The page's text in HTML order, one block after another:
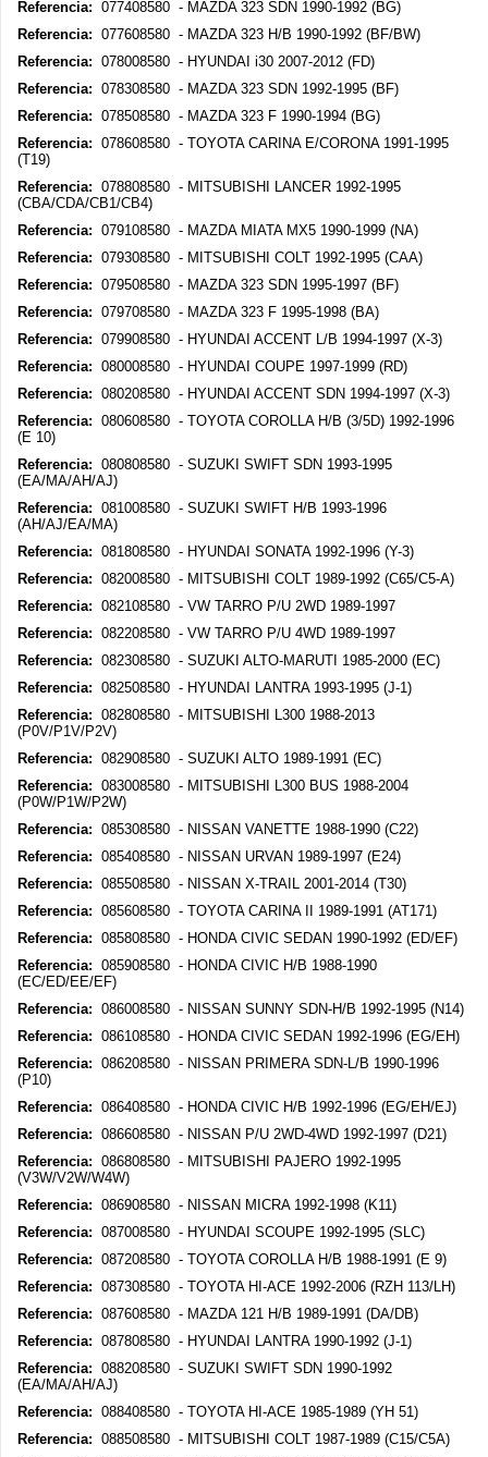
Referencia: 077408580 - MAZDA 323 SDN 1990-1992 (BG)
Referencia: 077608580 - MAZDA 323 H/B 1990-1992 (BF/BW)
Referencia: 078008580 - HYUNDAI i30 2007-2012 (FD)
Referencia: 078308580 - MAZDA 323 SDN 1992-1995 (BF)
Referencia: 078508580 - MAZDA 323 F 1990-1994 (BG)
Referencia: 078608580 - TOYOTA CARINA E/CORONA 1991-1995
(T19)
Referencia: 078808580 - MITSUBISHI LANCER 1992-1995
(CBA/CDA/CB1/CB4)
Referencia: 079108580 - MAZDA MIATA MX5 1990-1999 (NA)
Referencia: 079308580 - MITSUBISHI COLT 1992-1995 (CAA)
Referencia: 079508580 - MAZDA 323 SDN 1995-1997 (BF)
Referencia: 079708580 - MAZDA 323 F 1995-1998 (BA)
Referencia: 079908580 - HYUNDAI ACCENT L/B 1994-1997 (X-3)
Referencia: 080008580 - HYUNDAI COUPE 1997-1999 (RD)
Referencia: 080208580 - HYUNDAI ACCENT SDN 1994-1997 (X-3)
Referencia: 080608580 - TOYOTA COROLLA H/B (3/5D) 1992-1996
(E 10)
Referencia: 080808580 - SUZUKI SWIFT SDN 1993-1995
(EA/MA/AH/AJ)
Referencia: 081008580 - SUZUKI SWIFT H/B 1993-1996
(AH/AJ/EA/MA)
Referencia: 081808580 - HYUNDAI SONATA 1992-1996 (Y-3)
Referencia: 082008580 - MITSUBISHI COLT 1989-1992 (C65/C5-A)
Referencia: 082108580 - VW TARRO P/U 2WD 1989-1997
Referencia: 082208580 - VW TARRO P/U 4WD 1989-1997
Referencia: 082308580 - SUZUKI ALTO-MARUTI 1985-2000 (EC)
Referencia: 082508580 - HYUNDAI LANTRA 1993-1995 (J-1)
Referencia: 082808580 - MITSUBISHI L300 1988-2013
(P0V/P1V/P2V)
Referencia: 082908580 - SUZUKI ALTO 1989-1991 (EC)
Referencia: 083008580 - MITSUBISHI L300 BUS 1988-2004
(P0W/P1W/P2W)
Referencia: 085308580 - NISSAN VANETTE 1988-1990 (C22)
Referencia: 085408580 - NISSAN URVAN 1989-1997 (E24)
Referencia: 085508580 - NISSAN X-TRAIL 2001-2014 (T30)
Referencia: 085608580 - TOYOTA CARINA II 1989-1991 (AT171)
Referencia: 085808580 - HONDA CIVIC SEDAN 1990-1992 (ED/EF)
Referencia: 085908580 - HONDA CIVIC H/B 1988-1990
(EC/ED/EE/EF)
Referencia: 086008580 - NISSAN SUNNY SDN-H/B 1992-1995 (N14)
Referencia: 086108580 - HONDA CIVIC SEDAN 1992-1996 (EG/EH)
Referencia: 086208580 - NISSAN PRIMERA SDN-L/B 1990-1996
(P10)
Referencia: 086408580 - HONDA CIVIC H/B 1992-1996 (EG/EH/EJ)
Referencia: 086608580 - NISSAN P/U 2WD-4WD 1992-1997 (D21)
Referencia: 086808580 - MITSUBISHI PAJERO 1992-1995
(V3W/V2W/W4W)
Referencia: 086908580 - NISSAN MICRA 1992-1998 (K11)
Referencia: 087008580 - HYUNDAI SCOUPE 1992-1995 (SLC)
Referencia: 087208580 - TOYOTA COROLLA H/B 1988-1991 (E 9)
Referencia: 087308580 - TOYOTA HI-ACE 1992-2006 (RZH 113/LH)
Referencia: 087608580 - MAZDA 121 H/B 1989-1991 (DA/DB)
Referencia: 087808580 - HYUNDAI LANTRA 1990-1992 (J-1)
Referencia: 088208580 - SUZUKI SWIFT SDN 1990-1992
(EA/MA/AH/AJ)
Referencia: 088408580 - TOYOTA HI-ACE 1985-1989 (YH 51)
Referencia: 088508580 - MITSUBISHI COLT 1987-1989 (C15/C5A)